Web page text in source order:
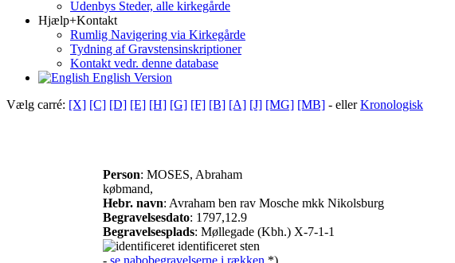
Udenbys Steder, alle kirkegårde
Hjælp+Kontakt
Rumlig Navigering via Kirkegårde
Tydning af Gravstensinskriptioner
Kontakt vedr. denne database
English Version
Vælg carré: [X] [C] [D] [E] [H] [G] [F] [B] [A] [J] [MG] [MB] - ellerKronologisk
Person: MOSES, Abraham
købmand,
Hebr. navn: Avraham ben rav Mosche mkk Nikolsburg
Begravelsesdato: 1797,12.9
Begravelsesplads: Møllegade (Kbh.) X-7-1-1
identificeret sten
- se nabobegravelserne i rækken *)